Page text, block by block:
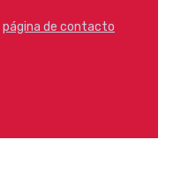
página de contacto